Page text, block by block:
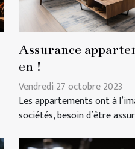
Assurance
en !
Vendredi 27 octobre 2023
Les appartements ont à
sociétés, besoin d’être